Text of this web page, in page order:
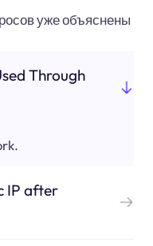
уже объяснены
Through
IP after